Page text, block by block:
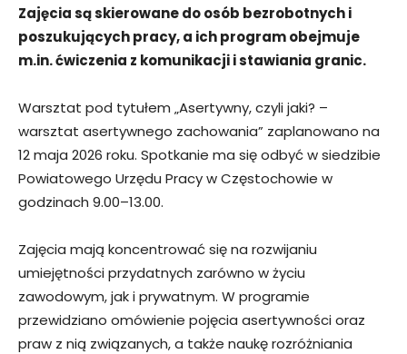
Zajęcia są skierowane do osób bezrobotnych i
poszukujących pracy, a ich program obejmuje
m.in. ćwiczenia z komunikacji i stawiania granic.
Warsztat pod tytułem „Asertywny, czyli jaki? –
warsztat asertywnego zachowania” zaplanowano na
12 maja 2026 roku. Spotkanie ma się odbyć w siedzibie
Powiatowego Urzędu Pracy w Częstochowie w
godzinach 9.00–13.00.
Zajęcia mają koncentrować się na rozwijaniu
umiejętności przydatnych zarówno w życiu
zawodowym, jak i prywatnym. W programie
przewidziano omówienie pojęcia asertywności oraz
praw z nią związanych, a także naukę rozróżniania